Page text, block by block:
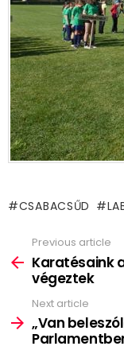
CSABACSŰD
more
Previous article
Karatésaink
végeztek
Next article
„Van